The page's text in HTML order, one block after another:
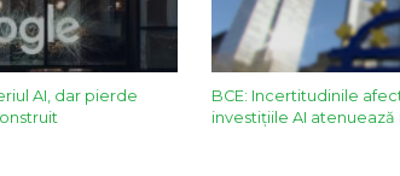
AI, dar pierde
BCE: Incertitudinile
investițiile AI atenuează